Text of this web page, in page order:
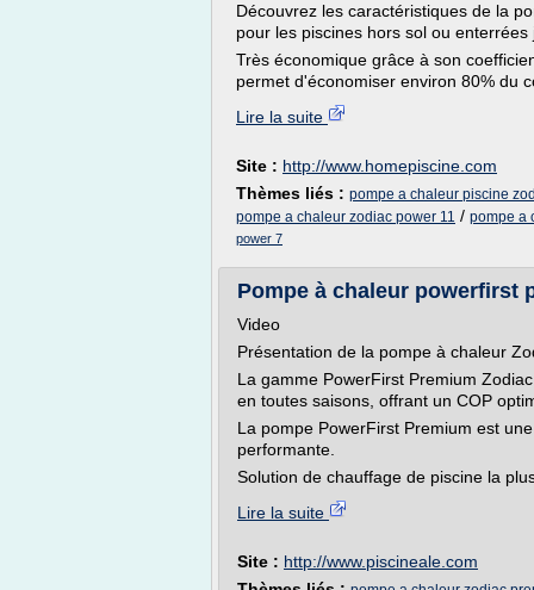
Découvrez les caractéristiques de la
pour les piscines hors sol ou
Très économique grâce à son
permet d'économiser environ 80% du
Lire la suite
Site : http://www.homepiscine.com
Thèmes liés : pompe a chaleur piscine
pompe a chaleur zodiac power 11 / pompe a
power 7
Pompe à chaleur powerfirst
Video
Présentation de la pompe à chaleur
La gamme PowerFirst Premium
en toutes saisons, offrant un COP
La pompe PowerFirst Premium est
performante.
Solution de chauffage de piscine la
Lire la suite
Site : http://www.piscineale.com